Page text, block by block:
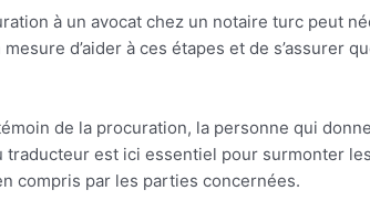
à un avocat chez un notaire turc peut
d’aider à ces étapes et de s’assurer
de la procuration, la personne qui
est ici essentiel pour surmonter
compris par les parties concernées.